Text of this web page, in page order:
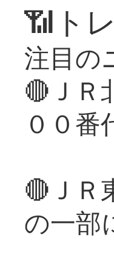
📶ト
注目の
🔴ＪＲ
００番
🔴ＪＲ
の一部